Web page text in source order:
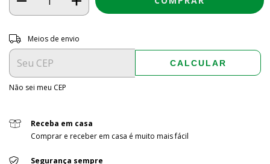
Entregas para o CEP:
Meios de envio
CALCULAR
Não sei meu CEP
Receba em casa
Comprar e receber em casa é muito mais fácil
Segurança sempre